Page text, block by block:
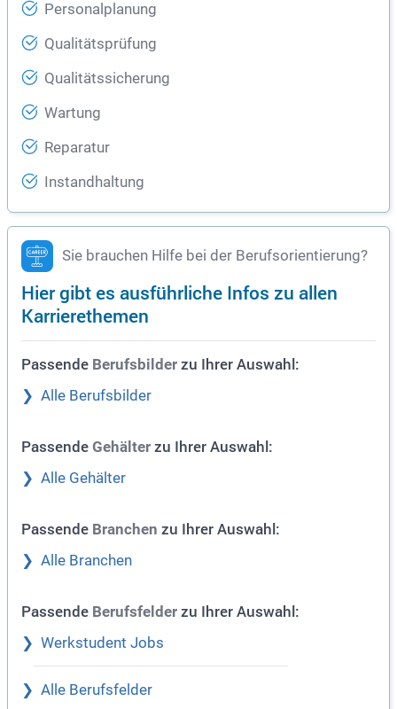
Personalplanung
Qualitätsprüfung
Qualitätssicherung
Wartung
Reparatur
Instandhaltung
Sie brauchen Hilfe bei der Berufsorientierung?
Hier gibt es ausführliche Infos zu allen
Karrierethemen
Passende Berufsbilder zu Ihrer Auswahl:
Alle Berufsbilder
Passende Gehälter zu Ihrer Auswahl:
Alle Gehälter
Passende Branchen zu Ihrer Auswahl:
Alle Branchen
Passende Berufsfelder zu Ihrer Auswahl:
Werkstudent Jobs
Alle Berufsfelder